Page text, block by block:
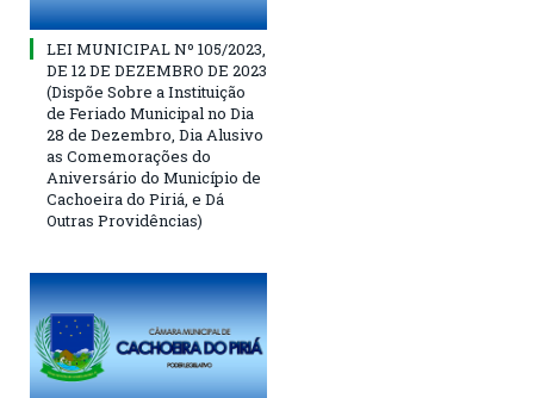
LEI MUNICIPAL Nº 105/2023,
DE 12 DE DEZEMBRO DE 2023
(Dispõe Sobre a Instituição
de Feriado Municipal no Dia
28 de Dezembro, Dia Alusivo
as Comemorações do
Aniversário do Município de
Cachoeira do Piriá, e Dá
Outras Providências)